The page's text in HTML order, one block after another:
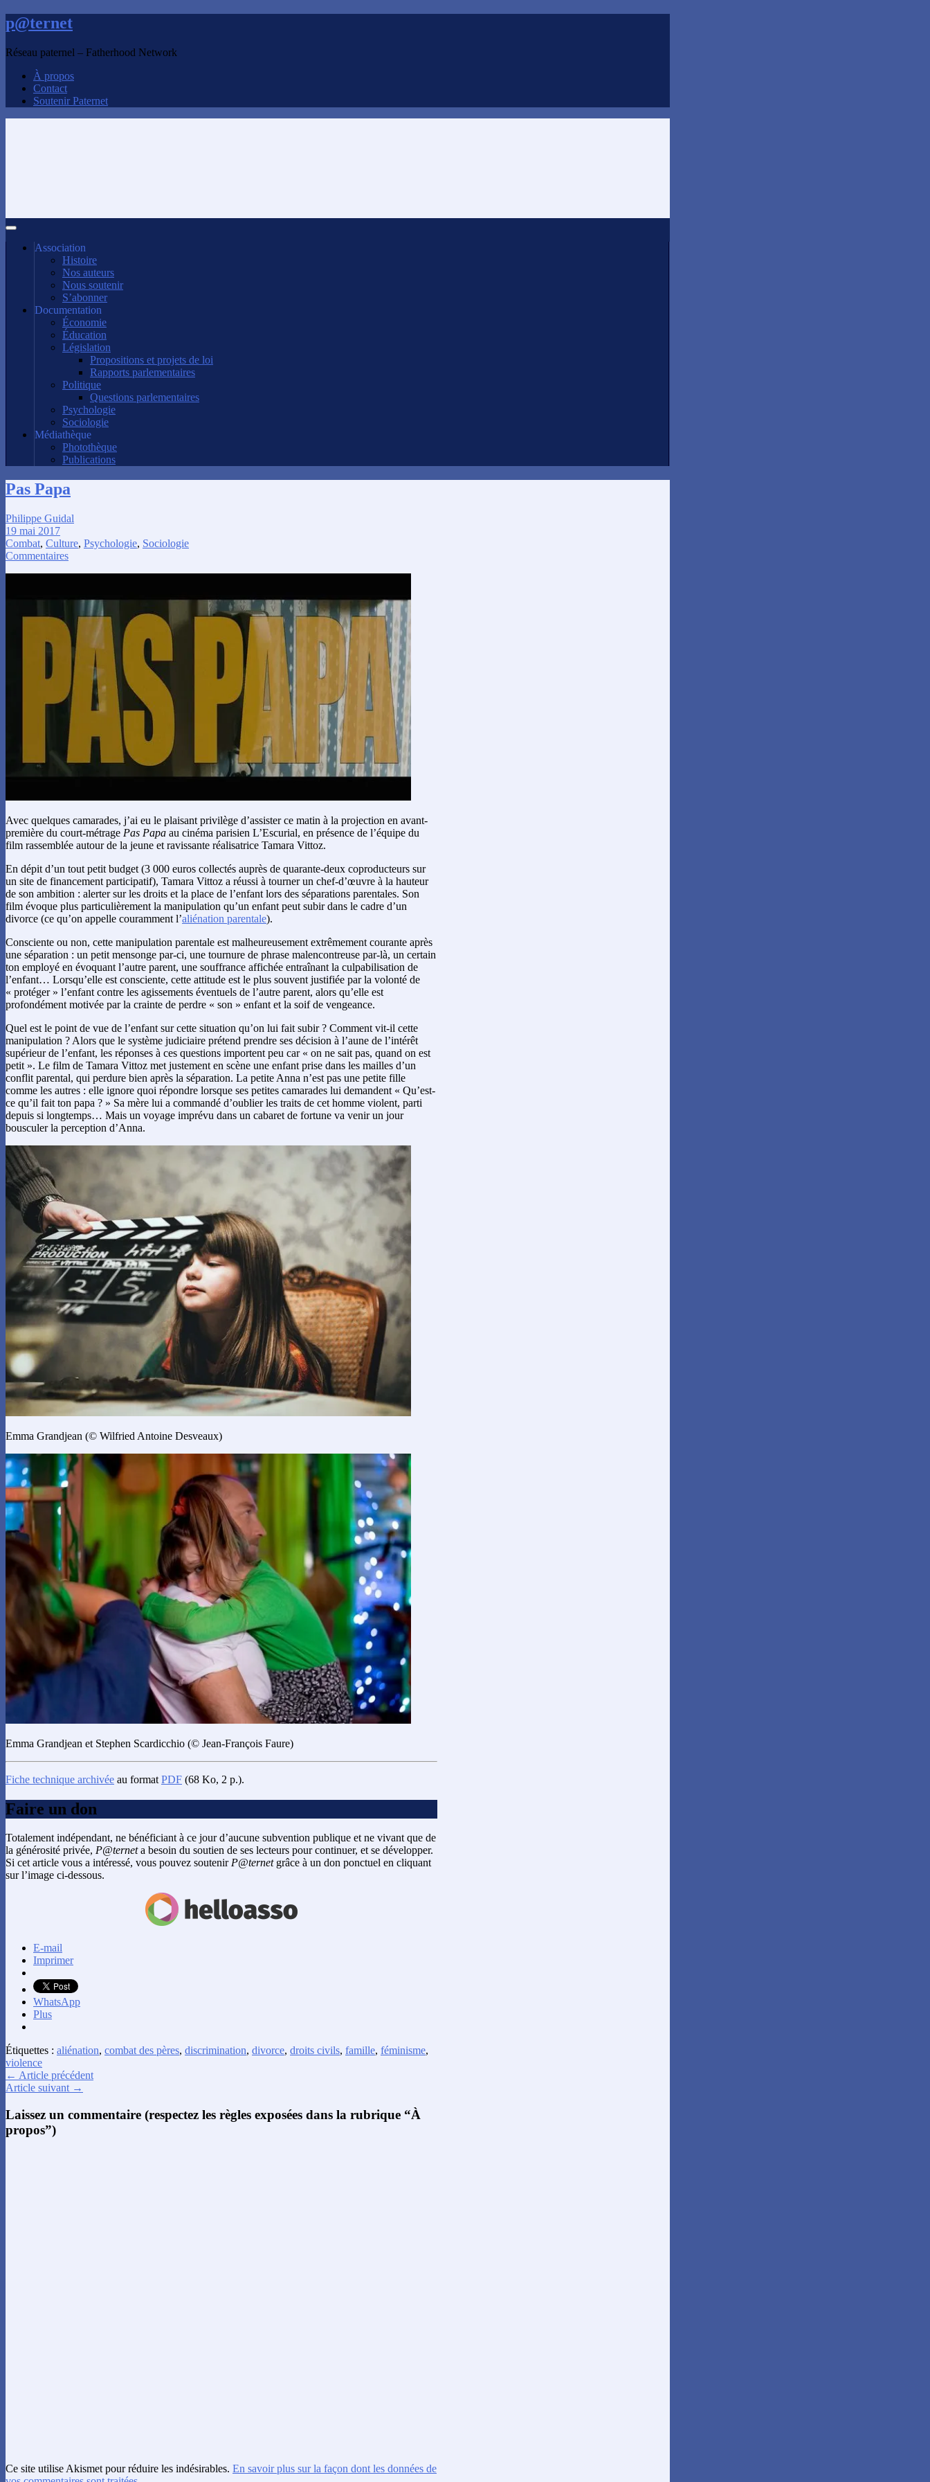
p@ternet
Réseau paternel – Fatherhood Network
À propos
Contact
Soutenir Paternet
Association
Histoire
Nos auteurs
Nous soutenir
S’abonner
Documentation
Économie
Éducation
Législation
Propositions et projets de loi
Rapports parlementaires
Politique
Questions parlementaires
Psychologie
Sociologie
Médiathèque
Photothèque
Publications
Pas Papa
Philippe Guidal
19 mai 2017
Combat, Culture, Psychologie, Sociologie
Commentaires
Avec quelques camarades, j’ai eu le plaisant privilège d’assister ce matin à la projection en avant-
première du court-métrage Pas Papa au cinéma parisien L’Escurial, en présence de l’équipe du
film rassemblée autour de la jeune et ravissante réalisatrice Tamara Vittoz.
En dépit d’un tout petit budget (3 000 euros collectés auprès de quarante-deux coproducteurs sur
un site de financement participatif), Tamara Vittoz a réussi à tourner un chef-d’œuvre à la hauteur
de son ambition : alerter sur les droits et la place de l’enfant lors des séparations parentales. Son
film évoque plus particulièrement la manipulation qu’un enfant peut subir dans le cadre d’un
divorce (ce qu’on appelle couramment l’aliénation parentale).
Consciente ou non, cette manipulation parentale est malheureusement extrêmement courante après
une séparation : un petit mensonge par-ci, une tournure de phrase malencontreuse par-là, un certain
ton employé en évoquant l’autre parent, une souffrance affichée entraînant la culpabilisation de
l’enfant… Lorsqu’elle est consciente, cette attitude est le plus souvent justifiée par la volonté de
« protéger » l’enfant contre les agissements éventuels de l’autre parent, alors qu’elle est
profondément motivée par la crainte de perdre « son » enfant et la soif de vengeance.
Quel est le point de vue de l’enfant sur cette situation qu’on lui fait subir ? Comment vit-il cette
manipulation ? Alors que le système judiciaire prétend prendre ses décision à l’aune de l’intérêt
supérieur de l’enfant, les réponses à ces questions importent peu car « on ne sait pas, quand on est
petit ». Le film de Tamara Vittoz met justement en scène une enfant prise dans les mailles d’un
conflit parental, qui perdure bien après la séparation. La petite Anna n’est pas une petite fille
comme les autres : elle ignore quoi répondre lorsque ses petites camarades lui demandent « Qu’est-
ce qu’il fait ton papa ? » Sa mère lui a commandé d’oublier les traits de cet homme violent, parti
depuis si longtemps… Mais un voyage imprévu dans un cabaret de fortune va venir un jour
bousculer la perception d’Anna.
Emma Grandjean (© Wilfried Antoine Desveaux)
Emma Grandjean et Stephen Scardicchio (© Jean-François Faure)
Fiche technique archivée au format PDF (68 Ko, 2 p.).
Faire un don
Totalement indépendant, ne bénéficiant à ce jour d’aucune subvention publique et ne vivant que de
la générosité privée, P@terneta besoin du soutien de ses lecteurs pour continuer, et se développer.
Si cet article vous a intéressé, vous pouvez soutenirP@ternetgrâce à un don ponctuel en cliquant
sur l’image ci-dessous.
E-mail
Imprimer
WhatsApp
Plus
Étiquettes : aliénation, combat des pères, discrimination, divorce, droits civils, famille, féminisme,
violence
← Article précédent
Article suivant →
Laissez un commentaire (respectez les règles exposées dans la rubrique “À
propos”)
Ce site utilise Akismet pour réduire les indésirables. En savoir plus sur la façon dont les données de